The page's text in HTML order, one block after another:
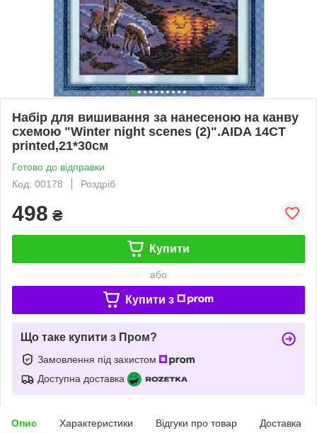
Набір для вишивання за нанесеною на канву
схемою "Winter night scenes (2)".AIDA 14CT
printed,21*30см
Готово до відправки
Код: 00178
Роздріб
498 ₴
Купити
або
Купити з
Що таке купити з Пром?
Замовлення під захистом
Доступна доставка
Опис Характеристики Відгуки про товар Доставка